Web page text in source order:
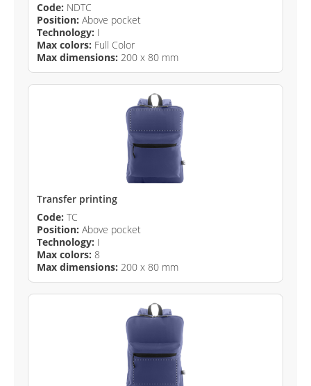
Code: NDTC
Position: Above pocket
Technology: I
Max colors: Full Color
Max dimensions: 200 x 80 mm
Transfer printing
Code: TC
Position: Above pocket
Technology: I
Max colors: 8
Max dimensions: 200 x 80 mm